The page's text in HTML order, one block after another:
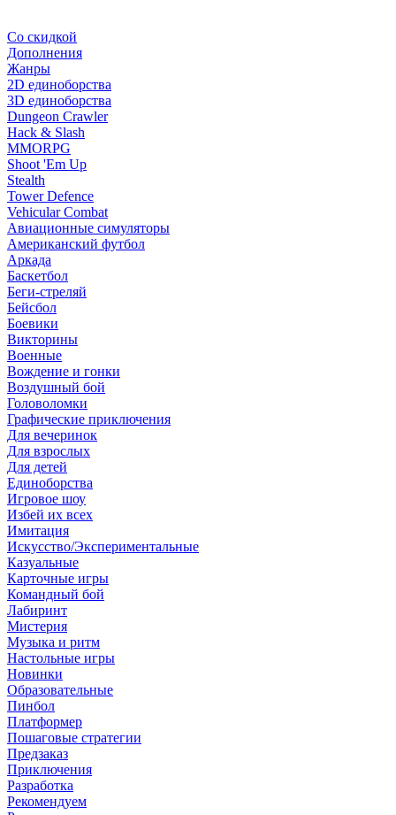
Со скидкой
Дополнения
Жанры
2D единоборства
3D единоборства
Dungeon Crawler
Hack & Slash
MMORPG
Shoot 'Em Up
Stealth
Tower Defence
Vehicular Combat
Авиационные симуляторы
Американский футбол
Аркада
Баскетбол
Беги-стреляй
Бейсбол
Боевики
Викторины
Военные
Вождение и гонки
Воздушный бой
Головоломки
Графические приключения
Для вечеринок
Для взрослых
Для детей
Единоборства
Игровое шоу
Избей их всех
Имитация
Искусство/Экспериментальные
Казуальные
Карточные игры
Командный бой
Лабиринт
Мистерия
Музыка и ритм
Настольные игры
Новинки
Образовательные
Пинбол
Платформер
Пошаговые стратегии
Предзаказ
Приключения
Разработка
Рекомендуем